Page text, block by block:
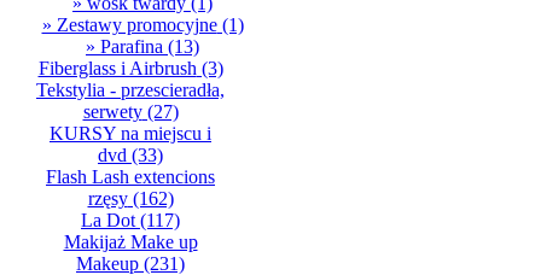
» Zestawy promocyjne(1)
» Parafina (13)
Fiberglass i Airbrush (3)
Tekstylia - przescieradła,
serwety(27)
KURSY na miejscu i
dvd (33)
Flash Lash extencions
rzęsy(162)
La Dot (117)
Makijaż Make up
Makeup (231)